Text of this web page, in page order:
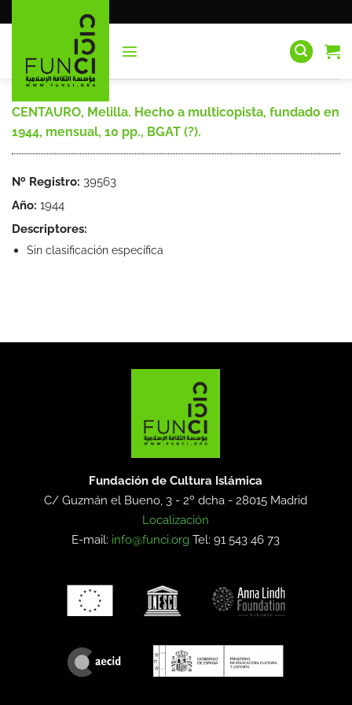
al
CENTAURO, Melilla. Hecho a multicopista, fundado en
1944, mensual, 10 pp., BGAT (?).
Nº Registro: 39563
Año: 1944
Descriptores:
Sin clasificación específica
Fundación de Cultura Islámica
C/ Guzmán el Bueno, 3 - 2º dcha -28015 Madrid
Localización
E-mail: info@funci.org Tel: 91 543 46 73